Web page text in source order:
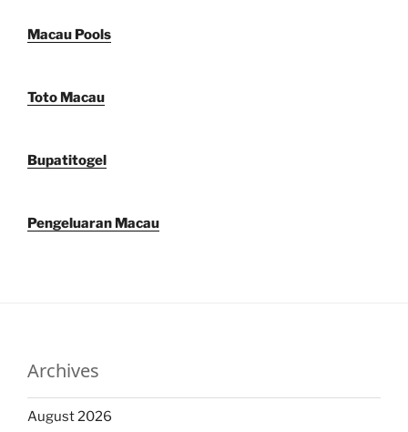
Macau Pools
Toto Macau
Bupatitogel
Pengeluaran Macau
Archives
August 2026